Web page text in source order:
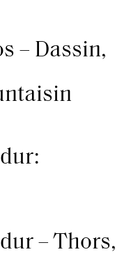
– Dassin,
– Thors,